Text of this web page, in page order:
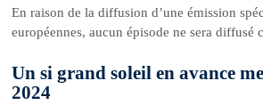
En raison de la diffusion d’une émission
européennes, aucun épisode ne sera diffusé
Un si grand soleil en avance
2024